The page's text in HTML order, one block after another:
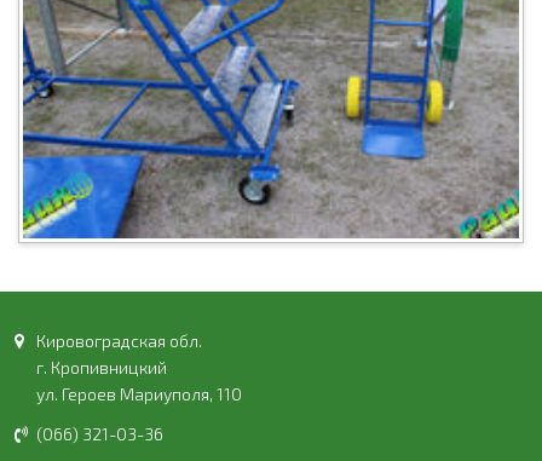
Кировоградская обл.
г. Кропивницкий
ул. Героев Мариуполя, 110
(066) 321-03-36